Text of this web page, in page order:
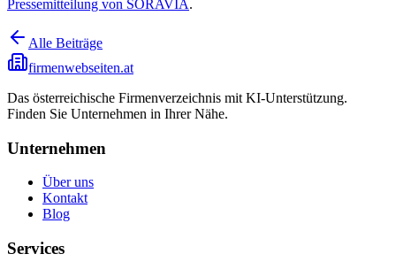
Pressemitteilung von SORAVIA.
Alle Beiträge
firmenwebseiten.at
Das österreichische Firmenverzeichnis mit KI-Unterstützung.
Finden Sie Unternehmen in Ihrer Nähe.
Unternehmen
Über uns
Kontakt
Blog
Services